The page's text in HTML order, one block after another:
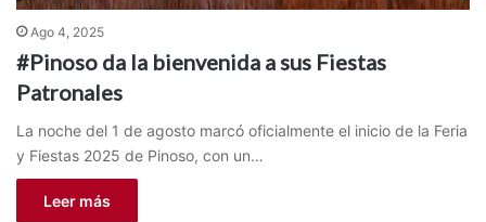
Ago 4, 2025
#Pinoso da la bienvenida a sus Fiestas
Patronales
La noche del 1 de agosto marcó oficialmente el inicio de la Feria
y Fiestas 2025 de Pinoso, con un…
Leer más